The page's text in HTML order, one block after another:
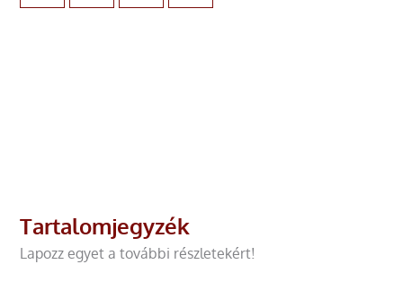
Tartalomjegyzék
Lapozz egyet a további részletekért!